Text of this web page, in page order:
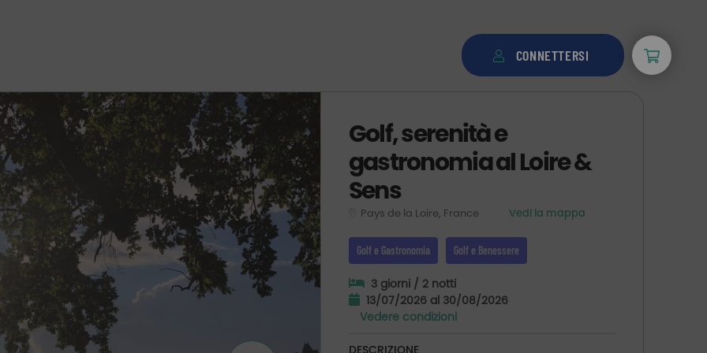
CONNETTERSI
Golf, serenità e
gastronomia al Loire &
Sens
Pays de la Loire, France Vedi la mappa
Golf e Gastronomia Golf e Benessere
3 giorni / 2 notti
13/07/2026 al 30/08/2026
Vedere condizioni
DESCRIZIONE